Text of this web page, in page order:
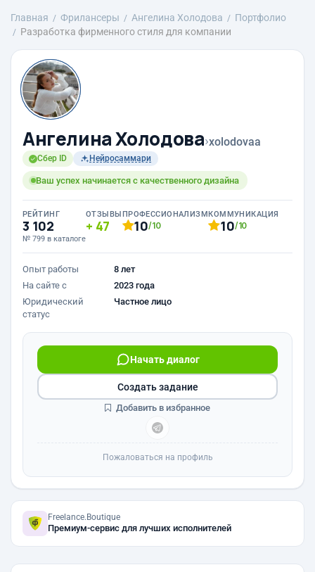
Главная Фрилансеры Ангелина Холодова
Портфолио
Разработка фирменного стиля для компании
Ангелина Холодова›xolodovaa
Сбер ID Нейросаммари
Ваш успех начинается с качественного дизайна
РЕЙТИНГ
3 102
№ 799 в каталоге
ОТЗЫВЫ
47
ПРОФЕССИОНАЛИЗМ
10/10
КОММУНИКАЦИЯ
10/10
Опыт работы
8 лет
На сайте с
2023 года
Юридический
статус
Частное лицо
Начать диалог
Создать задание
Добавить в избранное
Пожаловаться на профиль
Freelance.Boutique
Премиум-сервис для лучших исполнителей